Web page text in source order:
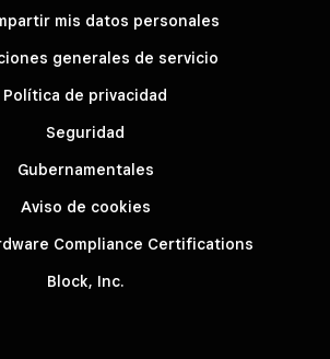
mis datos personales
generales de servicio
Política de privacidad
Seguridad
Gubernamentales
Aviso de cookies
Compliance Certifications
Block, Inc.